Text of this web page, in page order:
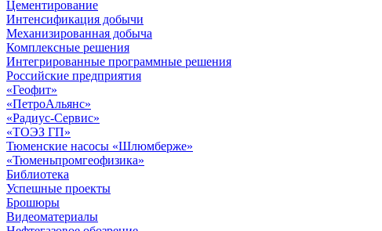
Цементирование
Интенсификация добычи
Механизированная добыча
Комплексные решения
Интегрированные программные решения
Российские предприятия
«Геофит»
«ПетроАльянс»
«Радиус-Сервис»
«ТОЭЗ ГП»
Тюменские насосы «Шлюмберже»
«Тюменьпромгеофизика»
Библиотека
Успешные проекты
Брошюры
Видеоматериалы